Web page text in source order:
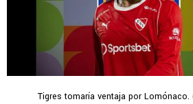
Tigres tomaría ventaja por Lomónaco.